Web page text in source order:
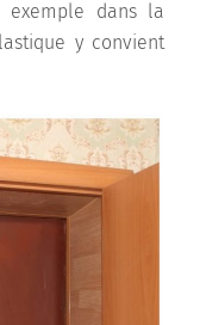
exemple dans la
y convient